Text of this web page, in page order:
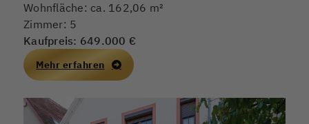
Wohnfläche: ca. 162,06 m²
Zimmer: 5
Kaufpreis: 649.000 €
Mehr erfahren